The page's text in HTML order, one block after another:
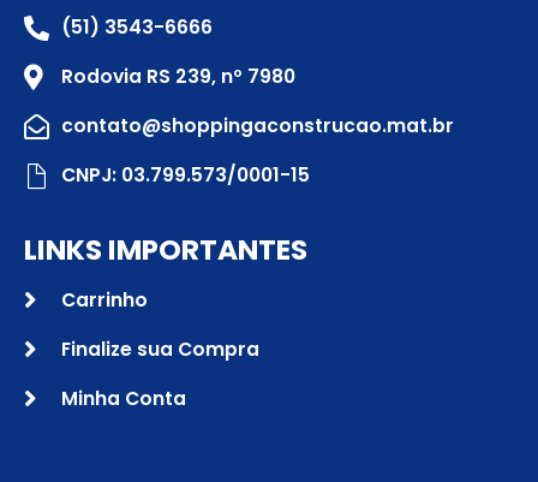
(51) 3543-6666
Rodovia RS 239, nº 7980
contato@shoppingaconstrucao.mat.br
CNPJ: 03.799.573/0001-15
LINKS IMPORTANTES
Carrinho
Finalize sua Compra
Minha Conta